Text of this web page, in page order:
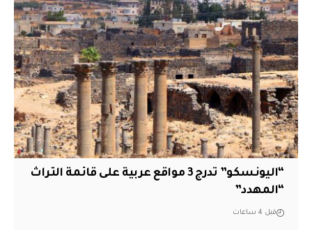
“اليونسكو” تدرج 3 مواقع عربية على قائمة التراث
“المهدد”
قبل 4 ساعات